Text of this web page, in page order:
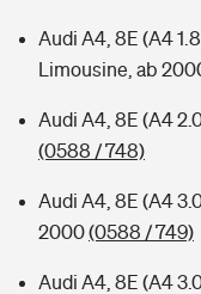
Audi A4, 8E (A4
Limousine, ab
Audi A4, 8E (A4
(0588 / 748)
Audi A4, 8E (A4
2000(0588 / 749)
Audi A4, 8E (A4